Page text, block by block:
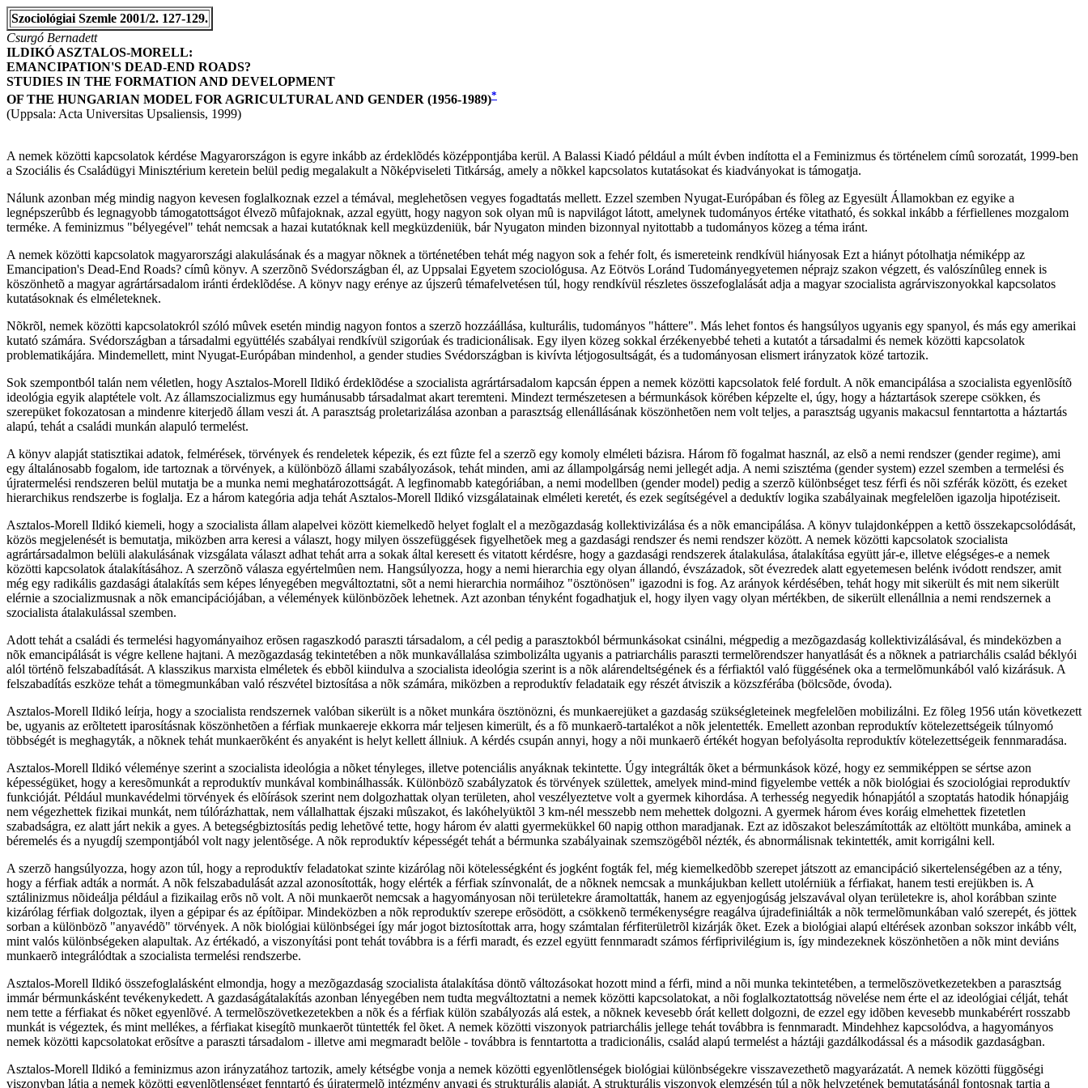
Szociológiai Szemle 2001/2. 127-129.
Csurgó Bernadett
ILDIKÓ ASZTALOS-MORELL:
EMANCIPATION'S DEAD-END ROADS?
STUDIES IN THE FORMATION AND DEVELOPMENT
OF THE HUNGARIAN MODEL FOR AGRICULTURAL AND GENDER (1956-1989)*
(Uppsala: Acta Universitas Upsaliensis, 1999)
A nemek közötti kapcsolatok kérdése Magyarországon is egyre inkább az érdeklõdés középpontjába kerül. A Balassi Kiadó például a múlt évben indította el a Feminizmus és történelem címû sorozatát, 1999-ben
a Szociális és Családügyi Minisztérium keretein belül pedig megalakult a Nõképviseleti Titkárság, amely a nõkkel kapcsolatos kutatásokat és kiadványokat is támogatja.
Nálunk azonban még mindig nagyon kevesen foglalkoznak ezzel a témával, meglehetõsen vegyes fogadtatás mellett. Ezzel szemben Nyugat-Európában és fõleg az Egyesült Államokban ez egyike a
legnépszerûbb és legnagyobb támogatottságot élvezõ mûfajoknak, azzal együtt, hogy nagyon sok olyan mû is napvilágot látott, amelynek tudományos értéke vitatható, és sokkal inkább a férfiellenes mozgalom
terméke. A feminizmus "bélyegével" tehát nemcsak a hazai kutatóknak kell megküzdeniük, bár Nyugaton minden bizonnyal nyitottabb a tudományos közeg a téma iránt.
A nemek közötti kapcsolatok magyarországi alakulásának és a magyar nõknek a történetében tehát még nagyon sok a fehér folt, és ismereteink rendkívül hiányosak Ezt a hiányt pótolhatja némiképp az
Emancipation's Dead-End Roads? címû könyv. A szerzõnõ Svédországban él, az Uppsalai Egyetem szociológusa. Az Eötvös Loránd Tudományegyetemen néprajz szakon végzett, és valószínûleg ennek is
köszönhetõ a magyar agrártársadalom iránti érdeklõdése. A könyv nagy erénye az újszerû témafelvetésen túl, hogy rendkívül részletes összefoglalását adja a magyar szocialista agrárviszonyokkal kapcsolatos
kutatásoknak és elméleteknek.
Nõkrõl, nemek közötti kapcsolatokról szóló mûvek esetén mindig nagyon fontos a szerzõ hozzáállása, kulturális, tudományos "háttere". Más lehet fontos és hangsúlyos ugyanis egy spanyol, és más egy amerikai
kutató számára. Svédországban a társadalmi együttélés szabályai rendkívül szigorúak és tradicionálisak. Egy ilyen közeg sokkal érzékenyebbé teheti a kutatót a társadalmi és nemek közötti kapcsolatok
problematikájára. Mindemellett, mint Nyugat-Európában mindenhol, a gender studies Svédországban is kivívta létjogosultságát, és a tudományosan elismert irányzatok közé tartozik.
Sok szempontból talán nem véletlen, hogy Asztalos-Morell Ildikó érdeklõdése a szocialista agrártársadalom kapcsán éppen a nemek közötti kapcsolatok felé fordult. A nõk emancipálása a szocialista egyenlõsítõ
ideológia egyik alaptétele volt. Az államszocializmus egy humánusabb társadalmat akart teremteni. Mindezt természetesen a bérmunkások körében képzelte el, úgy, hogy a háztartások szerepe csökken, és
szerepüket fokozatosan a mindenre kiterjedõ állam veszi át. A parasztság proletarizálása azonban a parasztság ellenállásának köszönhetõen nem volt teljes, a parasztság ugyanis makacsul fenntartotta a háztartás
alapú, tehát a családi munkán alapuló termelést.
A könyv alapját statisztikai adatok, felmérések, törvények és rendeletek képezik, és ezt fûzte fel a szerzõ egy komoly elméleti bázisra. Három fõ fogalmat használ, az elsõ a nemi rendszer (gender regime), ami
egy általánosabb fogalom, ide tartoznak a törvények, a különbözõ állami szabályozások, tehát minden, ami az állampolgárság nemi jellegét adja. A nemi szisztéma (gender system) ezzel szemben a termelési és
újratermelési rendszeren belül mutatja be a munka nemi meghatározottságát. A legfinomabb kategóriában, a nemi modellben (gender model) pedig a szerzõ különbséget tesz férfi és nõi szférák között, és ezeket
hierarchikus rendszerbe is foglalja. Ez a három kategória adja tehát Asztalos-Morell Ildikó vizsgálatainak elméleti keretét, és ezek segítségével a deduktív logika szabályainak megfelelõen igazolja hipotéziseit.
Asztalos-Morell Ildikó kiemeli, hogy a szocialista állam alapelvei között kiemelkedõ helyet foglalt el a mezõgazdaság kollektivizálása és a nõk emancipálása. A könyv tulajdonképpen a kettõ összekapcsolódását,
közös megjelenését is bemutatja, miközben arra keresi a választ, hogy milyen összefüggések figyelhetõek meg a gazdasági rendszer és nemi rendszer között. A nemek közötti kapcsolatok szocialista
agrártársadalmon belüli alakulásának vizsgálata választ adhat tehát arra a sokak által keresett és vitatott kérdésre, hogy a gazdasági rendszerek átalakulása, átalakítása együtt jár-e, illetve elégséges-e a nemek
közötti kapcsolatok átalakításához. A szerzõnõ válasza egyértelmûen nem. Hangsúlyozza, hogy a nemi hierarchia egy olyan állandó, évszázadok, sõt évezredek alatt egyetemesen belénk ivódott rendszer, amit
még egy radikális gazdasági átalakítás sem képes lényegében megváltoztatni, sõt a nemi hierarchia normáihoz "ösztönösen" igazodni is fog. Az arányok kérdésében, tehát hogy mit sikerült és mit nem sikerült
elérnie a szocializmusnak a nõk emancipációjában, a vélemények különbözõek lehetnek. Azt azonban tényként fogadhatjuk el, hogy ilyen vagy olyan mértékben, de sikerült ellenállnia a nemi rendszernek a
szocialista átalakulással szemben.
Adott tehát a családi és termelési hagyományaihoz erõsen ragaszkodó paraszti társadalom, a cél pedig a parasztokból bérmunkásokat csinálni, mégpedig a mezõgazdaság kollektivizálásával, és mindeközben a
nõk emancipálását is végre kellene hajtani. A mezõgazdaság tekintetében a nõk munkavállalása szimbolizálta ugyanis a patriarchális paraszti termelõrendszer hanyatlását és a nõknek a patriarchális család béklyói
alól történõ felszabadítását. A klasszikus marxista elméletek és ebbõl kiindulva a szocialista ideológia szerint is a nõk alárendeltségének és a férfiaktól való függésének oka a termelõmunkából való kizárásuk. A
felszabadítás eszköze tehát a tömegmunkában való részvétel biztosítása a nõk számára, miközben a reproduktív feladataik egy részét átviszik a közszférába (bölcsõde, óvoda).
Asztalos-Morell Ildikó leírja, hogy a szocialista rendszernek valóban sikerült is a nõket munkára ösztönözni, és munkaerejüket a gazdaság szükségleteinek megfelelõen mobilizálni. Ez fõleg 1956 után következett
be, ugyanis az erõltetett iparosításnak köszönhetõen a férfiak munkaereje ekkorra már teljesen kimerült, és a fõ munkaerõ-tartalékot a nõk jelentették. Emellett azonban reproduktív kötelezettségeik túlnyomó
többségét is meghagyták, a nõknek tehát munkaerõként és anyaként is helyt kellett állniuk. A kérdés csupán annyi, hogy a nõi munkaerõ értékét hogyan befolyásolta reproduktív kötelezettségeik fennmaradása.
Asztalos-Morell Ildikó véleménye szerint a szocialista ideológia a nõket tényleges, illetve potenciális anyáknak tekintette. Úgy integrálták õket a bérmunkások közé, hogy ez semmiképpen se sértse azon
képességüket, hogy a keresõmunkát a reproduktív munkával kombinálhassák. Különbözõ szabályzatok és törvények születtek, amelyek mind-mind figyelembe vették a nõk biológiai és szociológiai reproduktív
funkcióját. Például munkavédelmi törvények és elõírások szerint nem dolgozhattak olyan területen, ahol veszélyeztetve volt a gyermek kihordása. A terhesség negyedik hónapjától a szoptatás hatodik hónapjáig
nem végezhettek fizikai munkát, nem túlórázhattak, nem vállalhattak éjszaki mûszakot, és lakóhelyüktõl 3 km-nél messzebb nem mehettek dolgozni. A gyermek három éves koráig elmehettek fizetetlen
szabadságra, ez alatt járt nekik a gyes. A betegségbiztosítás pedig lehetõvé tette, hogy három év alatti gyermekükkel 60 napig otthon maradjanak. Ezt az idõszakot beleszámították az eltöltött munkába, aminek a
béremelés és a nyugdíj szempontjából volt nagy jelentõsége. A nõk reproduktív képességét tehát a bérmunka szabályainak szemszögébõl nézték, és abnormálisnak tekintették, amit korrigálni kell.
A szerzõ hangsúlyozza, hogy azon túl, hogy a reproduktív feladatokat szinte kizárólag nõi kötelességként és jogként fogták fel, még kiemelkedõbb szerepet játszott az emancipáció sikertelenségében az a tény,
hogy a férfiak adták a normát. A nõk felszabadulását azzal azonosították, hogy elérték a férfiak színvonalát, de a nõknek nemcsak a munkájukban kellett utolérniük a férfiakat, hanem testi erejükben is. A
sztálinizmus nõideálja például a fizikailag erõs nõ volt. A nõi munkaerõt nemcsak a hagyományosan nõi területekre áramoltatták, hanem az egyenjogúság jelszavával olyan területekre is, ahol korábban szinte
kizárólag férfiak dolgoztak, ilyen a gépipar és az építõipar. Mindeközben a nõk reproduktív szerepe erõsödött, a csökkenõ termékenységre reagálva újradefiniálták a nõk termelõmunkában való szerepét, és jöttek
sorban a különbözõ "anyavédõ" törvények. A nõk biológiai különbségei így már jogot biztosítottak arra, hogy számtalan férfiterületrõl kizárják õket. Ezek a biológiai alapú eltérések azonban sokszor inkább vélt,
mint valós különbségeken alapultak. Az értékadó, a viszonyítási pont tehát továbbra is a férfi maradt, és ezzel együtt fennmaradt számos férfiprivilégium is, így mindezeknek köszönhetõen a nõk mint deviáns
munkaerõ integrálódtak a szocialista termelési rendszerbe.
Asztalos-Morell Ildikó összefoglalásként elmondja, hogy a mezõgazdaság szocialista átalakítása döntõ változásokat hozott mind a férfi, mind a nõi munka tekintetében, a termelõszövetkezetekben a parasztság
immár bérmunkásként tevékenykedett. A gazdaságátalakítás azonban lényegében nem tudta megváltoztatni a nemek közötti kapcsolatokat, a nõi foglalkoztatottság növelése nem érte el az ideológiai célját, tehát
nem tette a férfiakat és nõket egyenlõvé. A termelõszövetkezetekben a nõk és a férfiak külön szabályozás alá estek, a nõknek kevesebb órát kellett dolgozni, de ezzel egy idõben kevesebb munkabérért rosszabb
munkát is végeztek, és mint mellékes, a férfiakat kisegítõ munkaerõt tüntették fel õket. A nemek közötti viszonyok patriarchális jellege tehát továbbra is fennmaradt. Mindehhez kapcsolódva, a hagyományos
nemek közötti kapcsolatokat erõsítve a paraszti társadalom - illetve ami megmaradt belõle - továbbra is fenntartotta a tradicionális, család alapú termelést a háztáji gazdálkodással és a második gazdaságban.
Asztalos-Morell Ildikó a feminizmus azon irányzatához tartozik, amely kétségbe vonja a nemek közötti egyenlõtlenségek biológiai különbségekre visszavezethetõ magyarázatát. A nemek közötti függõségi
viszonyban látja a nemek közötti egyenlõtlenséget fenntartó és újratermelõ intézmény anyagi és strukturális alapját. A strukturális viszonyok elemzésén túl a nõk helyzetének bemutatásánál fontosnak tartja a